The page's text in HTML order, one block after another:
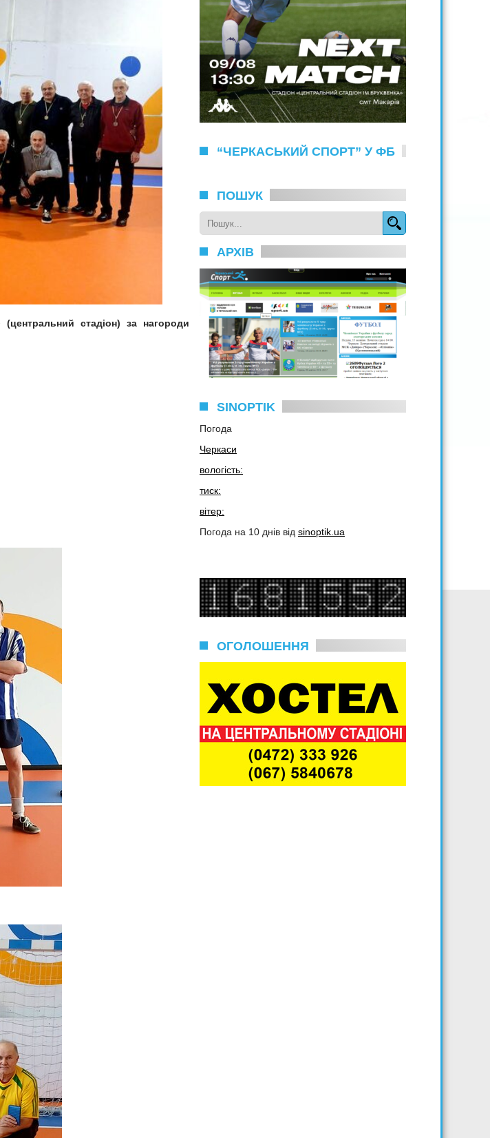
стадіон) за нагороди
“ЧЕРКАСЬКИЙ СПОРТ” У ФБ
ПОШУК
АРХІВ
SINOPTIK
Погода
Черкаси
вологість:
тиск:
вітер:
Погода на 10 днів від sinoptik.ua
ОГОЛОШЕННЯ